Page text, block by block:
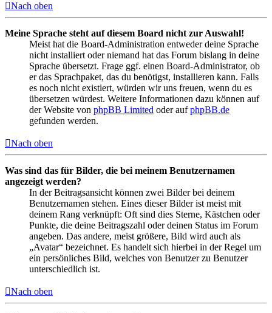
Nach oben
Meine Sprache steht auf diesem Board nicht zur Auswahl!
Meist hat die Board-Administration entweder deine Sprache
nicht installiert oder niemand hat das Forum bislang in deine
Sprache übersetzt. Frage ggf. einen Board-Administrator, ob
er das Sprachpaket, das du benötigst, installieren kann. Falls
es noch nicht existiert, würden wir uns freuen, wenn du es
übersetzen würdest. Weitere Informationen dazu können auf
der Website von phpBB Limited oder aufphpBB.de
gefunden werden.
Nach oben
Was sind das für Bilder, die bei meinem Benutzernamen
angezeigt werden?
In der Beitragsansicht können zwei Bilder bei deinem
Benutzernamen stehen. Eines dieser Bilder ist meist mit
deinem Rang verknüpft: Oft sind dies Sterne, Kästchen oder
Punkte, die deine Beitragszahl oder deinen Status im Forum
angeben. Das andere, meist größere, Bild wird auch als
„Avatar“ bezeichnet. Es handelt sich hierbei in der Regel um
ein persönliches Bild, welches von Benutzer zu Benutzer
unterschiedlich ist.
Nach oben